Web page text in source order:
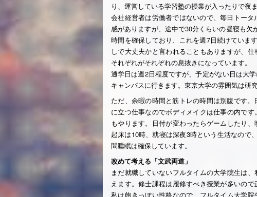
り、運営している学習塾の授業が入ったりで夜
会社経営者は労働者ではないので、毎日トー
感がありますが、途中で30分くらいの昼寝も
時間を確保しており、これを週7日続けていま
しで大丈夫かと言われることもありますが、
それぞれがそれぞれの息抜きになっています。
通学日は週2日程度ですが、予定がない日は大
キャンパスに行きます。東京大学の雰囲気は研
ただ、余暇の時間と筋トレの時間は別腹です
に立つ仕事なのでボディメイクは仕事の内で
もやります。日付が変わったらゲームしたり
起床は10時、就寝は深夜3時という生活なので
間睡眠は確保しています。
改めて考える「文武両道」
まだ就職していないフルタイムの大学院生は
えます。修士課程は履修すべき授業が多いの
私は飽きっぽい性格なので、フルタイム大学